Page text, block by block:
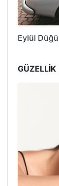
Eylül
GÜZELLİK